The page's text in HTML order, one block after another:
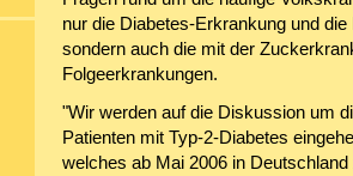
nur die Diabetes-Erkrankung und
sondern auch die mit der
Folgeerkrankungen.
"Wir werden auf die Diskussion um
Patienten mit Typ-2-Diabetes
welches ab Mai 2006 in